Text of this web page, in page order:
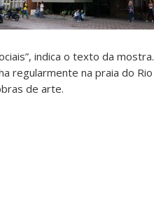
indica o texto da mostra.
regularmente na praia do Rio
de arte.